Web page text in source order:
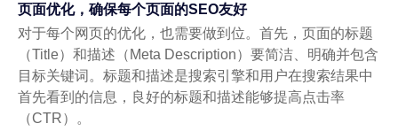
页面优化，确保每个页面的SEO友好
对于每个网页的优化，也需要做到位。首先，页面的标题
（Title）和描述（Meta Description）要简洁、明确并包含
目标关键词。标题和描述是搜索引擎和用户在搜索结果中
首先看到的信息，良好的标题和描述能够提高点击率
（CTR）。